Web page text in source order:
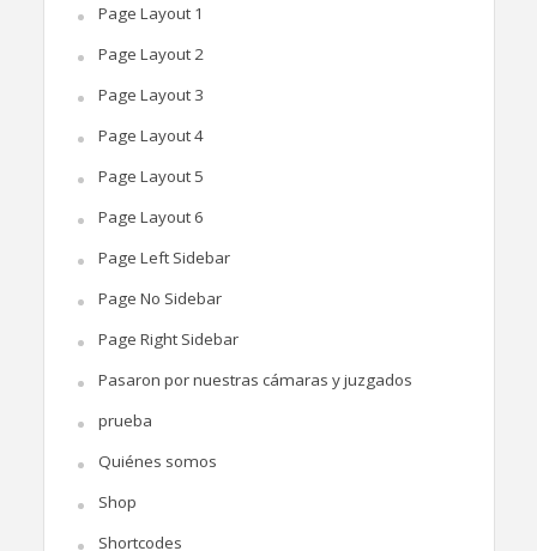
Page Layout 1
Page Layout 2
Page Layout 3
Page Layout 4
Page Layout 5
Page Layout 6
Page Left Sidebar
Page No Sidebar
Page Right Sidebar
Pasaron por nuestras cámaras y juzgados
prueba
Quiénes somos
Shop
Shortcodes